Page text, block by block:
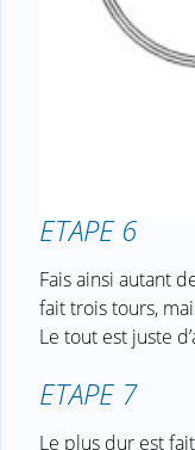
ETAPE 6
Fais ainsi autant
fait trois tours,
Le tout est juste
ETAPE 7
Le plus dur est